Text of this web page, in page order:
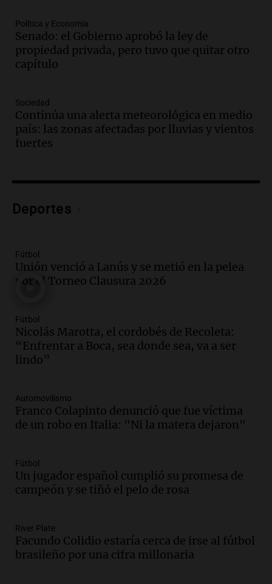
mientras el gobierno lucha por avanzar
en el Senado
Noticias
Episodios
"Permite disponer de recursos ante lo
que se avecina"
Noticias Rosario
Audio.
Noticias
Episodios
Noticias
Episodios
Noticias Rosario
Episodios
por los medios
Radioinforme 3
Episodios
nueva tarifa del 2,3% activa desde el 9
de julio de 2026
Panorama Federal
casi 1.500 llamados por fuertes vientos
de hasta 90 km/h
Panorama Federal
Política y Economía
Senado: el Gobierno aprobó la ley de
propiedad privada, pero tuvo que quitar otro
capítulo
Sociedad
Continúa una alerta meteorológica en medio
país: las zonas afectadas por lluvias y vientos
fuertes
Deportes
Fútbol
Unión venció a Lanús y se metió en la pelea
por el Torneo Clausura 2026
Fútbol
Nicolás Marotta, el cordobés de Recoleta:
“Enfrentar a Boca, sea donde sea, va a ser
lindo”
Automovilismo
Franco Colapinto denunció que fue víctima
de un robo en Italia: "Ni la matera dejaron"
Fútbol
Un jugador español cumplió su promesa de
campeón y se tiñó el pelo de rosa
River Plate
Facundo Colidio estaría cerca de irse al fútbol
brasileño por una cifra millonaria